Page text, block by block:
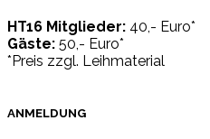
HT16 Mitglieder: 40,- Euro*
Gäste: 50,- Euro*
*Preis zzgl. Leihmaterial
ANMELDUNG